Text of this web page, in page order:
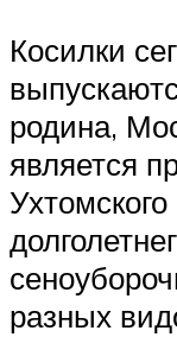
Косилки
родина,
является
разных